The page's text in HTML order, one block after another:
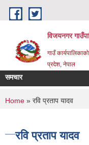
Skip to main content
विजयनगर
गाउँ
प्रदेश, नेपाल
समचार
You are here
Home » रवि प्रताप यादव
रवि प्रताप यादव